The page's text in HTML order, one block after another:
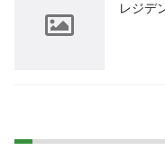
レジデ